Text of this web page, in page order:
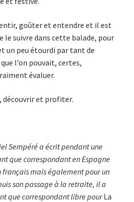
goûter et entendre et il est
le suivre dans cette balade, pour
un peu étourdi par tant de
l’on pouvait, certes,
évaluer.
découvrir et profiter.
Sempéré a écrit pendant une
que correspondant en Espagne
mais également pour un
son passage à la retraite, il a
que correspondant libre pourLa